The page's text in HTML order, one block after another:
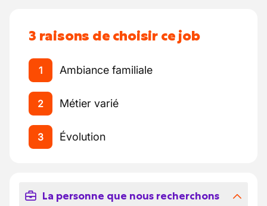
3 raisons de choisir ce job
1 Ambiance familiale
2 Métier varié
3 Évolution
La personne que nous recherchons